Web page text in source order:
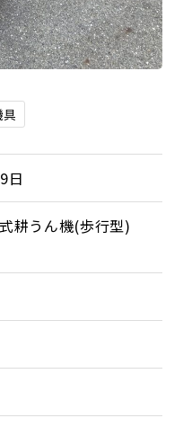
日
耕うん機(歩行型)